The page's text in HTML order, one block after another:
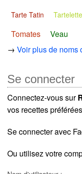
Tarte Tatin Tartelette
Tomates
Veau
→ Voir plus de noms
Se connecter
Connectez-vous sur
vos recettes
Se connecter avec
Ou utilisez votre